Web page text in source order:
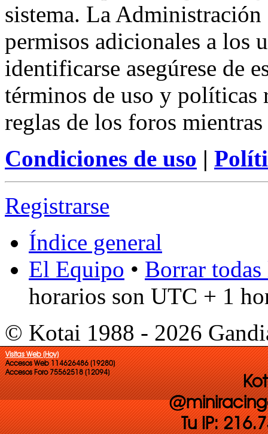
sistema. La
permisos adicionales a los
identificarse asegúrese de
términos de uso y políticas
reglas de los foros
Condiciones de uso |
Registrarse
Índice general
El Equipo • Borrar
horarios son UTC + 1
© Kotai 1988 - 2026
Visitas Web (Hoy)
Accesos Web 114626486 (19280)
Accesos Foro 75562518 (12094)
Tu IP: